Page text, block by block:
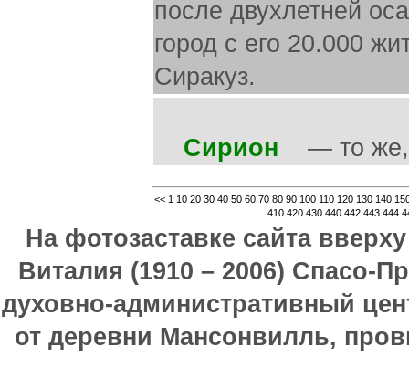
после двухлетней
город с его 20.000
Сиракуз.
Сирион — то же,
<< 1 10 20 30 40 50 60 70 80 90 100 110 120 130 140
410 420 430 440 442 443 444
На фотозаставке сайта
Виталия (1910 – 2006) Спасо-
духовно-административный
от деревни Мансонвилль,